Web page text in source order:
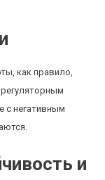
как правило,
с негативным
и